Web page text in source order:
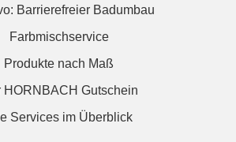
Barrierefreier Badumbau
Farbmischservice
Produkte nach Maß
HORNBACH Gutschein
Services im Überblick